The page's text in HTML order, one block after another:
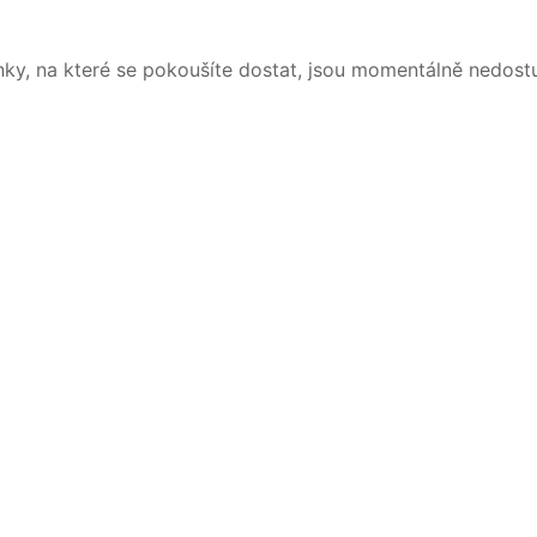
na které se pokoušíte dostat, jsou momentálně